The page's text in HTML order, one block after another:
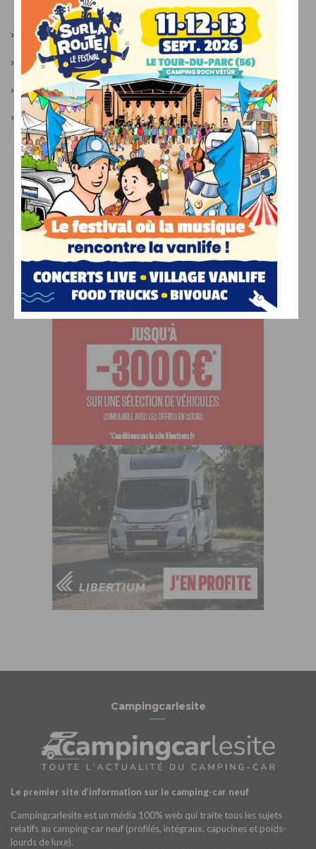
LIENS PARTENAIRES
› Camper Van Week-End
› Festival Sur La Route
› Actualités van
› Camping-car occasion
Campingcarlesite
Le premier site d’information sur le camping-car neuf
Campingcarlesite est un média 100% web qui traite tous les sujets
relatifs au camping-car neuf (profilés, intégraux, capucines et poids-
lourds de luxe).